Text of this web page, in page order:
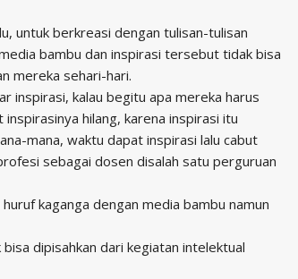
untuk berkreasi dengan tulisan-tulisan
bambu dan inspirasi tersebut tidak bisa
mereka sehari-hari.
inspirasi, kalau begitu apa mereka harus
hilang, karena inspirasi itu
mana, waktu dapat inspirasi lalu cabut
sebagai dosen disalah satu perguruan
kaganga dengan media bambu namun
dipisahkan dari kegiatan intelektual